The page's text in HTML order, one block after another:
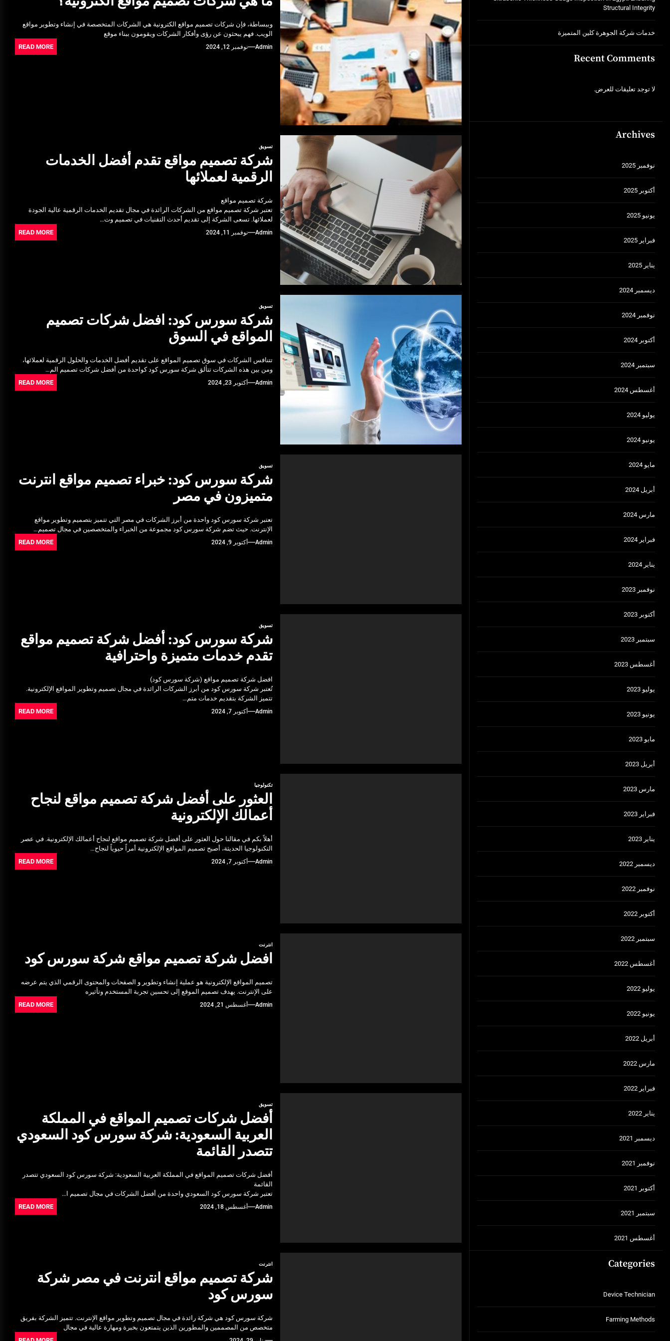
Inspection in Egypt: Ensuring
Structural Integrity
وببساطة، فإن شركات تصميم مواقع الكترونية هي الشركات المتخصصة في إنشاء وتطوير مواقع
الويب. فهم يبحثون عن رؤى وأفكار الشركات ويقومون ببناء موقع
Admin نوفمبر 12, 2024 READ MORE
تسويق
شركة تصميم مواقع تقدم أفضل الخدمات
الرقمية لعملائها
شركة تصميم مواقع
تعتبر شركة تصميم مواقع من الشركات الرائدة في مجال تقديم الخدمات الرقمية عالية الجودة
لعملائها. تسعى الشركة إلى تقديم أحدث التقنيات في تصميم وت…
Admin نوفمبر 11, 2024 READ MORE
تسويق
شركة سورس كود: افضل شركات تصميم
المواقع في السوق
تتنافس الشركات في سوق تصميم المواقع على تقديم أفضل الخدمات والحلول الرقمية لعملائها،
ومن بين هذه الشركات تتألق شركة سورس كود كواحدة من أفضل شركات تصميم الم…
Admin أكتوبر 23, 2024 READ MORE
تسويق
شركة سورس كود: خبراء تصميم مواقع انترنت
متميزون في مصر
تعتبر شركة سورس كود واحدة من أبرز الشركات في مصر التي تتميز بتصميم وتطوير مواقع
الإنترنت. حيث تضم شركة سورس كود مجموعة من الخبراء والمتخصصين في مجال تصميم…
Admin أكتوبر 9, 2024 READ MORE
تسويق
شركة سورس كود: أفضل شركة تصميم مواقع
تقدم خدمات متميزة واحترافية
افضل شركة تصميم مواقع (شركة سورس كود)
تُعتبر شركة سورس كود من أبرز الشركات الرائدة في مجال تصميم وتطوير المواقع الإلكترونية.
تتميز الشركة بتقديم خدمات متم…
Admin أكتوبر 7, 2024 READ MORE
تكنولوجيا
العثور على أفضل شركة تصميم مواقع لنجاح
أعمالك الإلكترونية
أهلاً بكم في مقالنا حول العثور على أفضل شركة تصميم مواقع لنجاح أعمالك الإلكترونية. في عصر
التكنولوجيا الحديثة، أصبح تصميم المواقع الإلكترونية أمراً حيوياً لنجاح…
Admin أكتوبر 7, 2024 READ MORE
انترنت
افضل شركة تصميم مواقع شركة سورس كود
تصميم المواقع الإلكترونية هو عملية إنشاء وتطوير و الصفحات والمحتوى الرقمي الذي يتم عرضه
على الإنترنت. يهدف تصميم الموقع إلى تحسين تجربة المستخدم وتأثيره
Admin أغسطس 21, 2024 READ MORE
تسويق
أفضل شركات تصميم المواقع في المملكة
العربية السعودية: شركة سورس كود السعودي
تتصدر القائمة
أفضل شركات تصميم المواقع في المملكة العربية السعودية: شركة سورس كود السعودي تتصدر
القائمة
تعتبر شركة سورس كود السعودي واحدة من أفضل الشركات في مجال تصميم ا…
Admin أغسطس 18, 2024 READ MORE
انترنت
شركة تصميم مواقع انترنت في مصر شركة
سورس كود
شركة سورس كود هي شركة رائدة في مجال تصميم وتطوير مواقع الإنترنت. تتميز الشركة بفريق
متخصص من المصممين والمطورين الذين يتمتعون بخبرة ومهارة عالية في مجال
Structural Integrity
خدمات شركة الجوهرة كلين المتميزة
Recent Comments
لا توجد تعليقات للعرض.
Archives
نوفمبر 2025
أكتوبر 2025
يونيو 2025
فبراير 2025
يناير 2025
ديسمبر 2024
نوفمبر 2024
أكتوبر 2024
سبتمبر 2024
أغسطس 2024
يوليو 2024
يونيو 2024
مايو 2024
أبريل 2024
مارس 2024
فبراير 2024
يناير 2024
نوفمبر 2023
أكتوبر 2023
سبتمبر 2023
أغسطس 2023
يوليو 2023
يونيو 2023
مايو 2023
أبريل 2023
مارس 2023
فبراير 2023
يناير 2023
ديسمبر 2022
نوفمبر 2022
أكتوبر 2022
سبتمبر 2022
أغسطس 2022
يوليو 2022
يونيو 2022
أبريل 2022
مارس 2022
فبراير 2022
يناير 2022
ديسمبر 2021
نوفمبر 2021
أكتوبر 2021
سبتمبر 2021
أغسطس 2021
Categories
Device Technician
Farming Methods